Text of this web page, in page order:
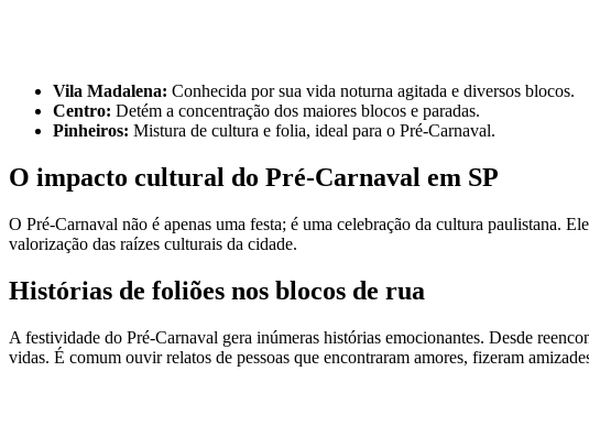
Vila Madalena: Conhecida por sua vida noturna agitada e diversos blocos.
Centro: Detém a concentração dos maiores blocos e paradas.
Pinheiros: Mistura de cultura e folia, ideal para o Pré-Carnaval.
O impacto cultural do Pré-Carnaval em SP
O Pré-Carnaval não é apenas uma festa; é uma celebração da cultura paulistana.
valorização das raízes culturais da cidade.
Histórias de foliões nos blocos de rua
A festividade do Pré-Carnaval gera inúmeras histórias emocionantes. Desde
vidas. É comum ouvir relatos de pessoas que encontraram amores, fizeram